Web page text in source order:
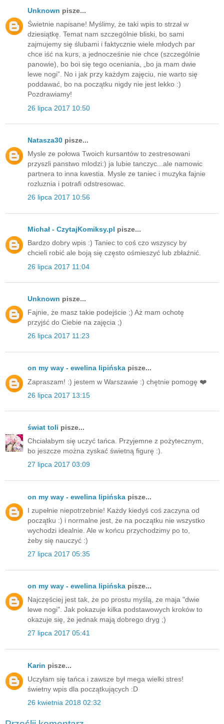
Unknown pisze...
Świetnie napisane! Myślimy, że taki wpis to strzał w
dziesiątkę. Temat nam szczególnie bliski, bo sami
zajmujemy się ślubami i faktycznie wiele młodych par
chce iść na kurs, a jednocześnie nie chce (szczególnie
panowie), bo boi się tego oceniania, „bo ja mam dwie
lewe nogi”. No i jak przy każdym zajęciu, nie warto się
poddawać, bo na początku nigdy nie jest lekko :)
Pozdrawiamy!
26 lipca 2017 10:50
Natasza30 pisze...
Mysle ze połowa Twoich kursantów to zestresowani
przyszli panstwo mlodzi:) ja lubie tanczyc...ale namowic
partnera to inna kwestia. Mysle ze taniec i muzyka fajnie
rozluznia i potrafi odstresowac.
26 lipca 2017 10:56
Michał - CzytajKomiksy.pl pisze...
Bardzo dobry wpis :) Taniec to coś czo wszyscy by
chcieli robić ale boją się często ośmieszyć lub zbłaźnić.
26 lipca 2017 11:04
Unknown pisze...
Fajnie, że masz takie podejście ;) Aż mam ochotę
przyjść do Ciebie na zajęcia ;)
26 lipca 2017 11:23
on my way - ewelina lipińska pisze...
Zapraszam! :) jestem w Warszawie :) chętnie pomogę ❤️
26 lipca 2017 13:15
świat toli pisze...
Chciałabym się uczyć tańca. Przyjemne z pożytecznym,
bo jeszcze można zyskać świetną figurę :).
27 lipca 2017 03:09
on my way - ewelina lipińska pisze...
I zupełnie niepotrzebnie! Każdy kiedyś coś zaczyna od
początku :) i normalne jest, że na początku nie wszystko
wychodzi idealnie. Ale w końcu przychodzimy po to,
żeby się nauczyć :)
27 lipca 2017 05:35
on my way - ewelina lipińska pisze...
Najczęściej jest tak, że po prostu myślą, ze maja "dwie
lewe nogi". Jak pokazuje kilka podstawowych kroków to
okazuje się, że jednak mają dobrego dryg ;)
27 lipca 2017 05:41
Karin pisze...
Uczyłam się tańca i zawsze był mega wielki stres!
świetny wpis dla początkujących :D
26 kwietnia 2018 02:32